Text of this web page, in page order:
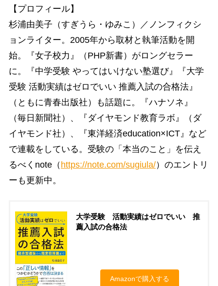
【プロフィール】
杉浦由美子（すぎうら・ゆみこ）／ノンフィクシ
ョンライター。2005年から取材と執筆活動を開
始。『女子校力』（PHP新書）がロングセラー
に。『中学受験 やってはいけない塾選び』『大学
受験 活動実績はゼロでいい 推薦入試の合格法』
（ともに青春出版社）も話題に。『ハナソネ』
（毎日新聞社）、『ダイヤモンド教育ラボ』（ダ
イヤモンド社）、『東洋経済education×ICT』など
で連載をしている。受験の「本当のこと」を伝え
るべくnote（ https://note.com/sugiula/）のエントリ
ーも更新中。
大学受験 活動実績はゼロでいい 推
薦入試の合格法
Amazonで購入する